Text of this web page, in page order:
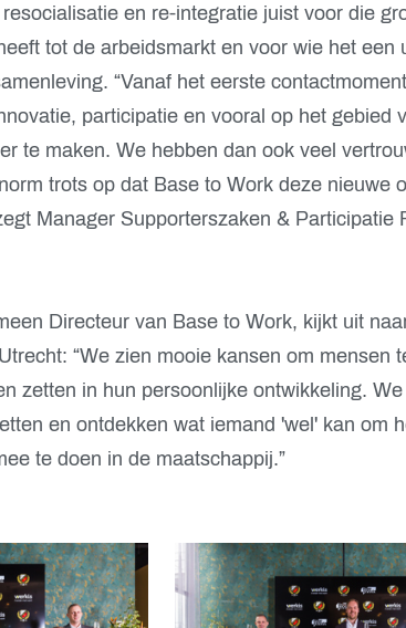
en re-integratie juist voor die
tot de arbeidsmarkt en voor wie het een
“Vanaf het eerste
participatie en vooral op het gebied
te maken. We hebben dan ook veel
trots op dat Base to Work deze nieuwe
Manager Supporterszaken & Participatie
Directeur van Base to Work, kijkt uit
“We zien mooie kansen om mensen
zetten in hun persoonlijke ontwikkeling.
en ontdekken wat iemand 'wel' kan om
te doen in de maatschappij.”